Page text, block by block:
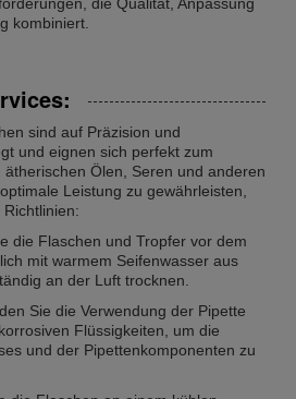
kombiniert.
sind auf Präzision und
und eignen sich perfekt zum
Ölen, Seren und anderen
Leistung zu gewährleisten,
die Flaschen und Tropfer vor dem
mit warmem Seifenwasser aus
an der Luft trocknen.
Sie die Verwendung der Pipette
Flüssigkeiten, um die
und der Pipettenkomponenten zu